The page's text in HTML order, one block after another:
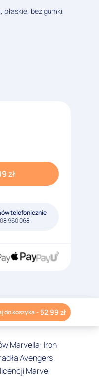
płaskie, bez gumki,
zł
telefonicznie
960 068
do koszyka - 52,99 zł
Marvella: Iron
Avengers
Marvel